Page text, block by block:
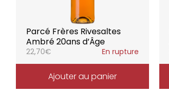
Parcé Frères Rivesaltes
Ambré 20ans d’Âge
22,70€ En rupture
Ajouter au panier